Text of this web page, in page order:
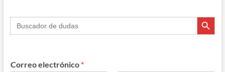
Buscar: Botón de
Correo electrónico *